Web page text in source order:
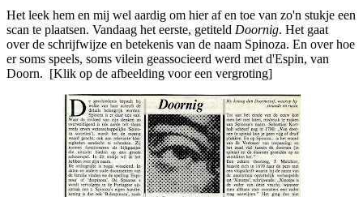
Het leek hem en mij wel aardig om hier af en toe van zo'n stukje een
scan te plaatsen. Vandaag het eerste, getiteld Doornig. Het gaat
over de schrijfwijze en betekenis van de naam Spinoza. En over hoe
er soms speels, soms vilein geassocieerd werd met d'Espin, van
Doorn. [Klik op de afbeelding voor een vergroting]